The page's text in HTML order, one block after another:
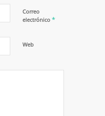
Correo
electrónico *
Web